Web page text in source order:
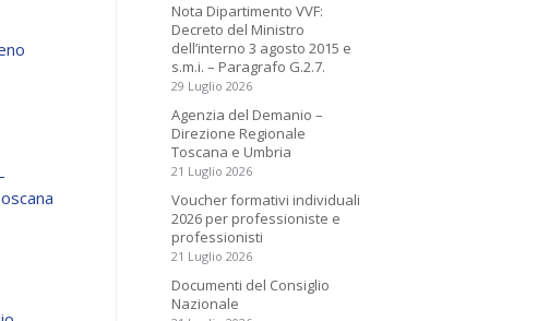
Nota Dipartimento VVF:
Decreto del Ministro
dell’interno 3 agosto 2015 e
s.m.i. – Paragrafo G.2.7.
29 Luglio 2026
Agenzia del Demanio –
Direzione Regionale
Toscana e Umbria
21 Luglio 2026
Voucher formativi individuali
2026 per professioniste e
professionisti
21 Luglio 2026
Documenti del Consiglio
Nazionale